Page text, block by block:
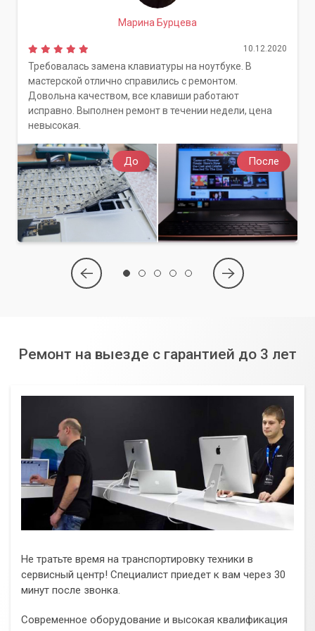
До После
Марина Бурцева
10.12.2020
Требовалась замена клавиатуры на ноутбуке. В
мастерской отлично справились с ремонтом.
Довольна качеством, все клавиши работают
исправно. Выполнен ремонт в течении недели, цена
невысокая.
Ремонт на выезде с гарантией до 3 лет
Не тратьте время на транспортировку техники в
сервисный центр! Специалист приедет к вам через 30
минут после звонка.
Современное оборудование и высокая квалификация